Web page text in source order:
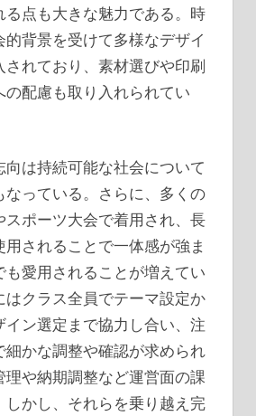
る点も大きな魅力である。時
背景を受けて多様なデザイ
されており、素材選びや印刷
の配慮も取り入れられてい
向は持続可能な社会について
なっている。さらに、多くの
スポーツ大会で着用され、長
されることで一体感が強ま
も愛用されることが増えてい
はクラス全員でテーマ設定か
イン選定まで協力し合い、注
細かな調整や確認が求められ
理や納期調整など運営面の課
しかし、それらを乗り越え完